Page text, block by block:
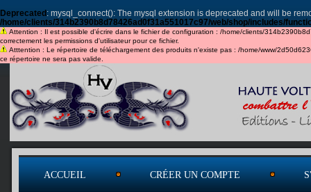
Deprecated : mysql_connect(): The mysql extension is deprecated and will be
/home/clients/314b2390b8d78426ad0f31a551017c97/web/shop/includes/
Attention : Il est possible d'écrire dans le fichier de configuration : /home/clients/
correctement les permissions d'utilisateur pour ce fichier.
Atttention : Le répertoire de téléchargement des produits n'existe pas : /home/www/
ce répertoire ne sera pas valide.
ACCUEIL CRÉER UN COMPTE